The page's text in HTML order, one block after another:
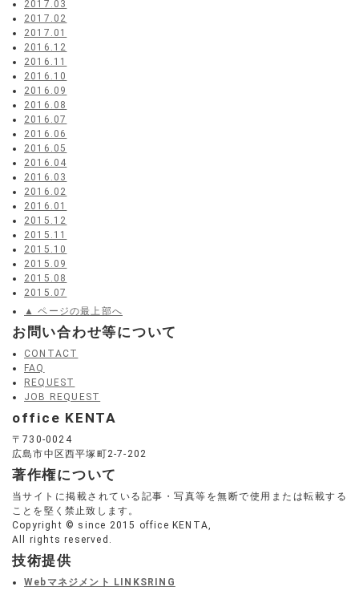
2017.03
2017.02
2017.01
2016.12
2016.11
2016.10
2016.09
2016.08
2016.07
2016.06
2016.05
2016.04
2016.03
2016.02
2016.01
2015.12
2015.11
2015.10
2015.09
2015.08
2015.07
▲ ページの最上部へ
お問い合わせ等について
CONTACT
FAQ
REQUEST
JOB REQUEST
office KENTA
〒730-0024
広島市中区西平塚町2-7-202
著作権について
当サイトに掲載されている記事・写真等を無断で使用または転載する
ことを堅く禁止致します。
Copyright © since 2015 office KENTA,
All rights reserved.
技術提供
Webマネジメント LINKSRING